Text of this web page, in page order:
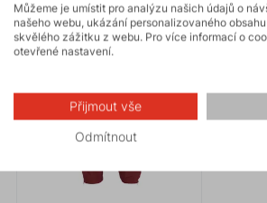
Můžeme je umístit pro analýzu našich údajů o
našeho webu, ukázání personalizovaného
skvělého zážitku z webu. Pro více informací o
otevřené nastavení.
Přijmout vše
Odmítnout